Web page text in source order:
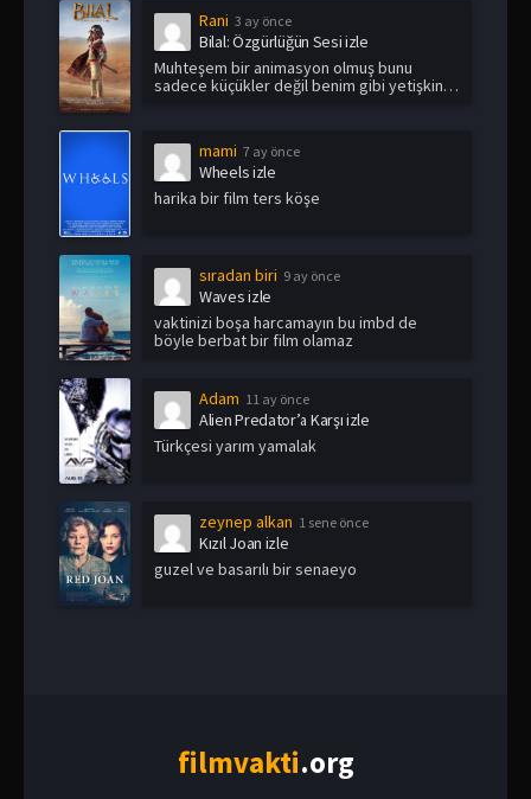
Rani 3 ay önce
Bilal: Özgürlüğün Sesi izle
Muhteşem bir animasyon olmuş bunu
sadece küçükler değil benim gibi yetişkin
mami 7 ay önce
Wheels izle
harika bir film ters köşe
sıradan biri 9 ay önce
Waves izle
vaktinizi boşa harcamayın bu imbd de
böyle berbat bir film olamaz
Adam 11 ay önce
Alien Predator’a Karşı izle
Türkçesi yarım yamalak
zeynep alkan 1 sene önce
Kızıl Joan izle
guzel ve basarılı bir senaeyo
filmvakti.org